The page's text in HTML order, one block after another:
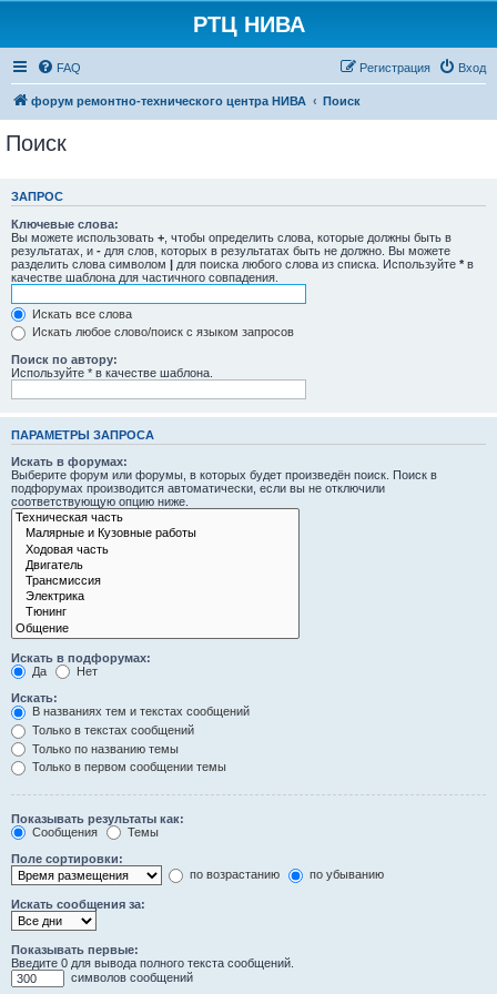
РТЦ НИВА
FAQ Вход
Регистрация
форум ремонтно-технического центра НИВА Поиск
Поиск
ЗАПРОС
Ключевые слова:
Вы можете использовать + , чтобы определить слова, которые должны быть в
результатах, и - для слов, которых в результатах быть не должно. Вы можете
разделить слова символом | для поиска любого слова из списка. Используйте * в
качестве шаблона для частичного совпадения.
Искать все слова
Искать любое слово/поиск с языком запросов
Поиск по автору:
Используйте * в качестве шаблона.
ПАРАМЕТРЫ ЗАПРОСА
Искать в форумах:
Выберите форум или форумы, в которых будет произведён поиск. Поиск в
подфорумах производится автоматически, если вы не отключили
соответствующую опцию ниже.
Искать в подфорумах:
Да
Нет
Искать:
В названиях тем и текстах сообщений
Только в текстах сообщений
Только по названию темы
Только в первом сообщении темы
Показывать результаты как:
Сообщения
Темы
Поле сортировки:
по возрастанию
по убыванию
Искать сообщения за:
Показывать первые:
Введите 0 для вывода полного текста сообщений.
символов сообщений